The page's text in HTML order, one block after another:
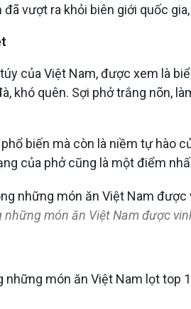
vượt ra khỏi biên giới quốc
của Việt Nam, được xem là
khó quên. Sợi phở trắng nõn,
biến mà còn là niềm tự hào
của phở cũng là một điểm
món ăn Việt Nam được
những món ăn Việt Nam lọt